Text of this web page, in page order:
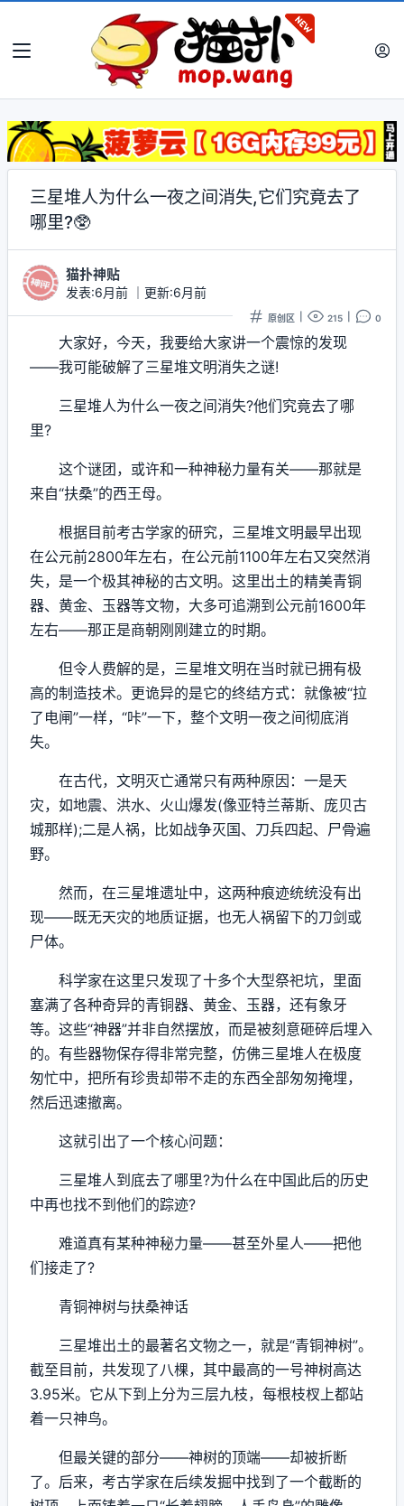
三星堆人为什么一夜之间消失,它们究竟去了
哪里?🥸
猫扑神贴
发表:6月前 更新:6月前
原创区 215 0
大家好，今天，我要给大家讲一个震惊的发现
——我可能破解了三星堆文明消失之谜!
三星堆人为什么一夜之间消失?他们究竟去了哪
里?
这个谜团，或许和一种神秘力量有关——那就是
来自“扶桑”的西王母。
根据目前考古学家的研究，三星堆文明最早出现
在公元前2800年左右，在公元前1100年左右又突然消
失，是一个极其神秘的古文明。这里出土的精美青铜
器、黄金、玉器等文物，大多可追溯到公元前1600年
左右——那正是商朝刚刚建立的时期。
但令人费解的是，三星堆文明在当时就已拥有极
高的制造技术。更诡异的是它的终结方式：就像被“拉
了电闸”一样，“咔”一下，整个文明一夜之间彻底消
失。
在古代，文明灭亡通常只有两种原因：一是天
灾，如地震、洪水、火山爆发(像亚特兰蒂斯、庞贝古
城那样);二是人祸，比如战争灭国、刀兵四起、尸骨遍
野。
然而，在三星堆遗址中，这两种痕迹统统没有出
现——既无天灾的地质证据，也无人祸留下的刀剑或
尸体。
科学家在这里只发现了十多个大型祭祀坑，里面
塞满了各种奇异的青铜器、黄金、玉器，还有象牙
等。这些“神器”并非自然摆放，而是被刻意砸碎后埋入
的。有些器物保存得非常完整，仿佛三星堆人在极度
匆忙中，把所有珍贵却带不走的东西全部匆匆掩埋，
然后迅速撤离。
这就引出了一个核心问题：
三星堆人到底去了哪里?为什么在中国此后的历史
中再也找不到他们的踪迹?
难道真有某种神秘力量——甚至外星人——把他
们接走了?
青铜神树与扶桑神话
三星堆出土的最著名文物之一，就是“青铜神树”。
截至目前，共发现了八棵，其中最高的一号神树高达
3.95米。它从下到上分为三层九枝，每根枝杈上都站
着一只神鸟。
但最关键的部分——神树的顶端——却被折断
了。后来，考古学家在后续发掘中找到了一个截断的